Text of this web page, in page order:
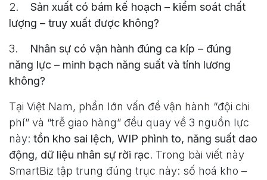
2. Sản xuất có bám kế hoạch – kiểm soát chất
lượng – truy xuất được không?
3. Nhân sự có vận hành đúng ca kíp – đúng
năng lực – minh bạch năng suất và tính lương
không?
Tại Việt Nam, phần lớn vấn đề vận hành “đội chi
phí” và “trễ giao hàng” đều quay về 3 nguồn lực
này: tồn kho sai lệch, WIP phình to, năng suất dao
động, dữ liệu nhân sự rời rạc. Trong bài viết này
SmartBiz tập trung đúng trục này: số hoá kho –